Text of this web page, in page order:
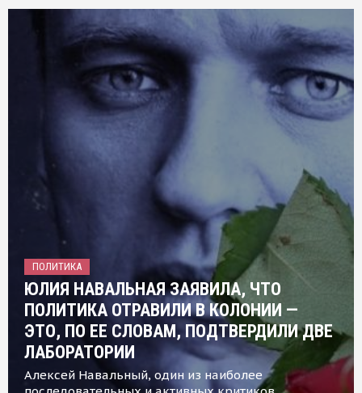
ПОЛИТИКА
ЮЛИЯ НАВАЛЬНАЯ ЗАЯВИЛА, ЧТО
ПОЛИТИКА ОТРАВИЛИ В КОЛОНИИ —
ЭТО, ПО ЕЕ СЛОВАМ, ПОДТВЕРДИЛИ ДВЕ
ЛАБОРАТОРИИ
Алексей Навальный, один из наиболее